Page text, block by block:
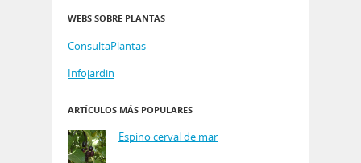
WEBS SOBRE PLANTAS
ConsultaPlantas
Infojardin
ARTÍCULOS MÁS POPULARES
Espino cerval de mar